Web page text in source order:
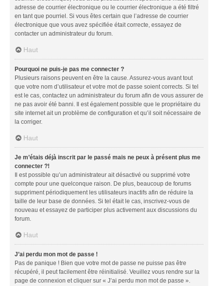
adresse de courrier électronique ou le courrier électronique a été filtré
en tant que pourriel. Si vous êtes certain que l’adresse de courrier
électronique que vous avez spécifiée était correcte, essayez de
contacter un administrateur du forum.
Haut
Pourquoi ne puis-je pas me connecter ?
Plusieurs raisons peuvent en être la cause. Assurez-vous avant tout
que votre nom d’utilisateur et votre mot de passe soient corrects. Si tel
est le cas, contactez un administrateur du forum afin de vous assurer de
ne pas avoir été banni. Il est également possible que le propriétaire du
site internet ait un problème de configuration et qu’il soit nécessaire de
la corriger.
Haut
Je m’étais déjà inscrit par le passé mais ne peux à présent plus me
connecter ?!
Il est possible qu’un administrateur ait désactivé ou supprimé votre
compte pour une quelconque raison. De plus, beaucoup de forums
suppriment périodiquement les utilisateurs inactifs afin de réduire la
taille de leur base de données. Si tel était le cas, inscrivez-vous de
nouveau et essayez de participer plus activement aux discussions du
forum.
Haut
J’ai perdu mon mot de passe !
Pas de panique ! Bien que votre mot de passe ne puisse pas être
récupéré, il peut facilement être réinitialisé. Veuillez vous rendre sur la
page de connexion et cliquer sur « J’ai perdu mon mot de passe ».